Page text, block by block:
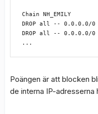
Chain NH_EMILY
DROP all -- 0.0.0.0/0
DROP all -- 0.0.0.0/0
Poängen är att blocken
de interna IP-adresserna